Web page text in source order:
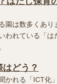
園は数多くあり
われている「は
どう？
かれる「ICT化